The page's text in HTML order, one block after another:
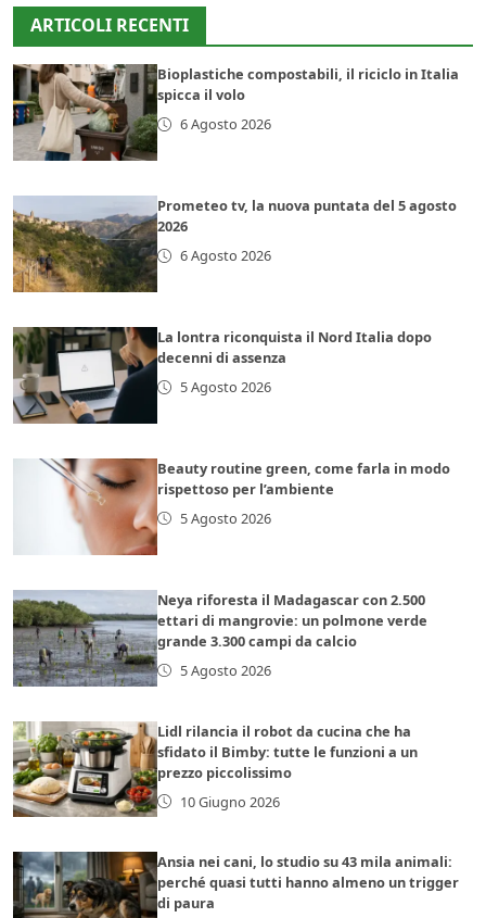
ARTICOLI RECENTI
Bioplastiche compostabili, il riciclo in Italia
spicca il volo
6 Agosto 2026
Prometeo tv, la nuova puntata del 5 agosto
2026
6 Agosto 2026
La lontra riconquista il Nord Italia dopo
decenni di assenza
5 Agosto 2026
Beauty routine green, come farla in modo
rispettoso per l’ambiente
5 Agosto 2026
Neya riforesta il Madagascar con 2.500
ettari di mangrovie: un polmone verde
grande 3.300 campi da calcio
5 Agosto 2026
Lidl rilancia il robot da cucina che ha
sfidato il Bimby: tutte le funzioni a un
prezzo piccolissimo
10 Giugno 2026
Ansia nei cani, lo studio su 43 mila animali:
perché quasi tutti hanno almeno un trigger
di paura